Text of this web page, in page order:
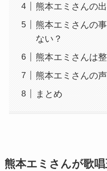
熊本エミさんの
熊本エミさんの
ない？
熊本エミさんは
熊本エミさんの
まとめ
熊本エミさんが歌